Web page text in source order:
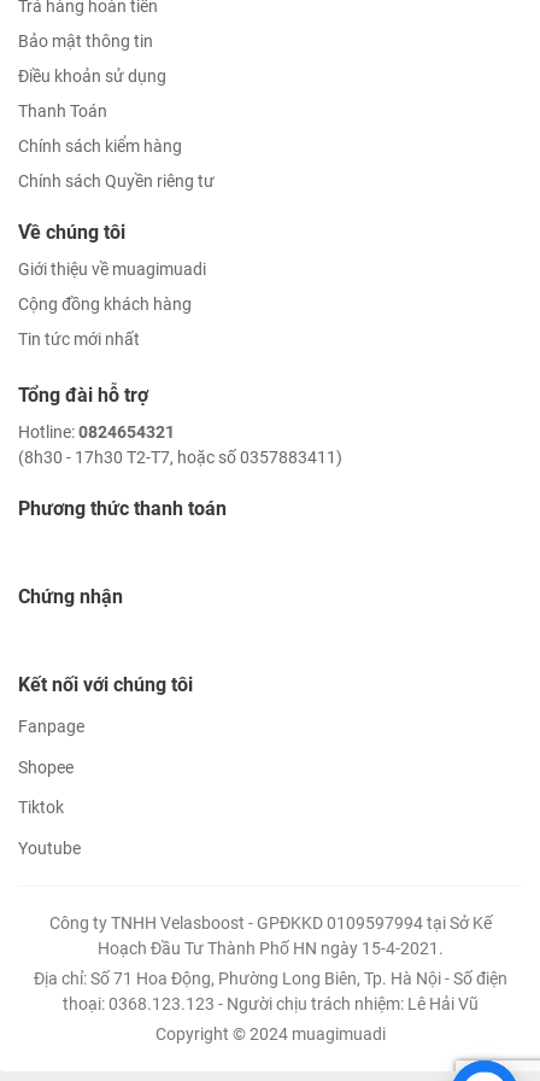
Trả hàng hoàn tiền
Bảo mật thông tin
Điều khoản sử dụng
Thanh Toán
Chính sách kiểm hàng
Chính sách Quyền riêng tư
Về chúng tôi
Giới thiệu về muagimuadi
Cộng đồng khách hàng
Tin tức mới nhất
Tổng đài hỗ trợ
Hotline:0824654321
(8h30 - 17h30 T2-T7, hoặc số 0357883411)
Phương thức thanh toán
Chứng nhận
Kết nối với chúng tôi
Fanpage
Shopee
Tiktok
Youtube
Công ty TNHH Velasboost - GPĐKKD 0109597994 tại Sở Kế
Hoạch Đầu Tư Thành Phố HN ngày 15-4-2021.
Địa chỉ: Số 71 Hoa Động, Phường Long Biên, Tp. Hà Nội - Số điện
thoại: 0368.123.123 - Người chịu trách nhiệm: Lê Hải Vũ
Copyright © 2024 muagimuadi